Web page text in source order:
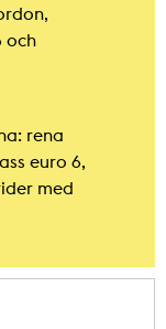
och
rena
euro 6,
med